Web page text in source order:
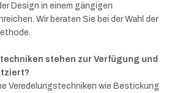
Design in einem gängigen
Wir beraten Sie bei der Wahl der
stehen zur Verfügung und
Veredelungstechniken wie Bestickung